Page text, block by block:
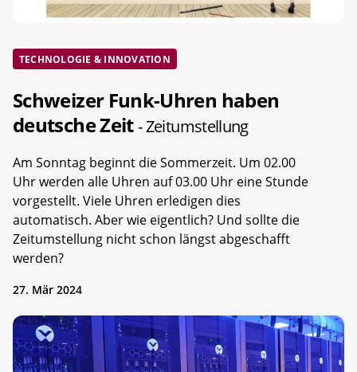
TECHNOLOGIE & INNOVATION
Schweizer Funk-Uhren haben
deutsche Zeit- Zeitumstellung
Am Sonntag beginnt die Sommerzeit. Um 02.00
Uhr werden alle Uhren auf 03.00 Uhr eine Stunde
vorgestellt. Viele Uhren erledigen dies
automatisch. Aber wie eigentlich? Und sollte die
Zeitumstellung nicht schon längst abgeschafft
werden?
27. Mär 2024